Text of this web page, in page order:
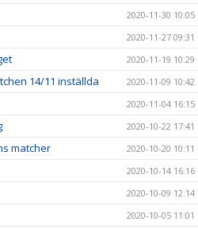
2020-11-30 10:05
2020-11-27 09:31
2020-11-19 10:29
14/11 inställda 2020-11-09 10:42
2020-11-04 16:15
2020-10-22 17:41
matcher 2020-10-20 10:11
2020-10-14 16:16
2020-10-09 12:14
2020-10-05 11:01